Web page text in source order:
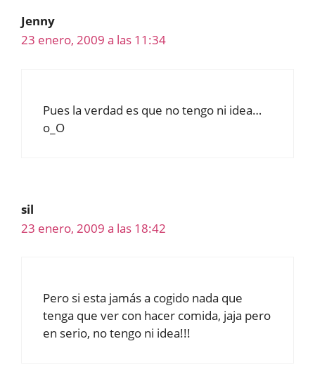
Jenny
23 enero, 2009 a las 11:34
Pues la verdad es que no tengo ni idea…
o_O
sil
23 enero, 2009 a las 18:42
Pero si esta jamás a cogido nada que
tenga que ver con hacer comida, jaja pero
en serio, no tengo ni idea!!!